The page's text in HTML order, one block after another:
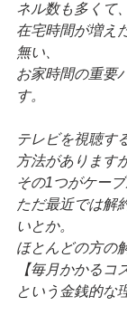
ネル数も多くて、
在宅時間が増え
無い、
お家時間の重要
す。
テレビを視聴す
方法があります
その1つがケー
ただ最近では解
いとか。
ほとんどの方の
【毎月かかるコ
という金銭的な